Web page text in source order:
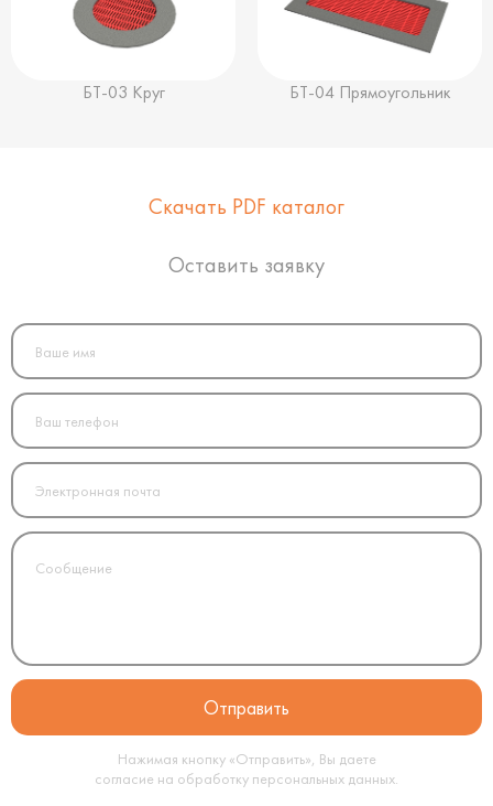
БТ-03 Круг БТ-04 Прямоугольник
Скачать PDF каталог
Оставить заявку
Нажимая кнопку «Отправить», Вы даете
согласие на обработку персональных данных.